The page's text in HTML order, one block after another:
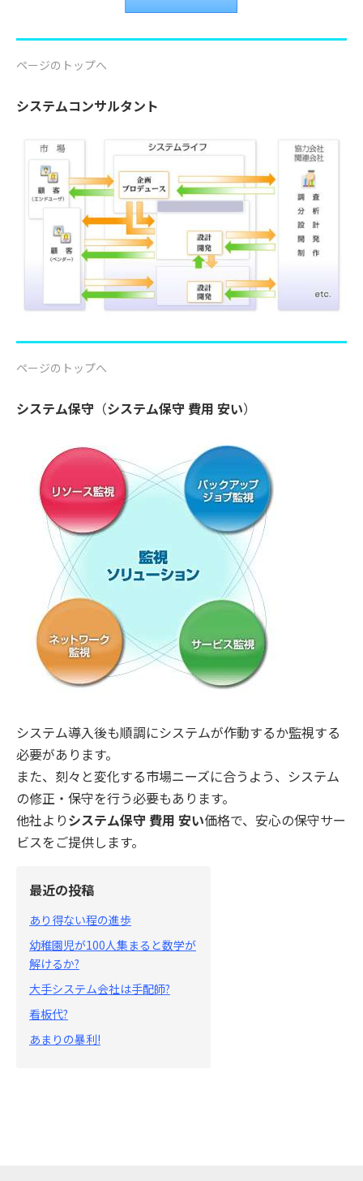
ページのトップへ
システムコンサルタント
ページのトップへ
システム保守 （システム保守 費用 安い）
システム導入後も順調にシステムが作動するか監視する
必要があります。
また、刻々と変化する市場ニーズに合うよう、システム
の修正・保守を行う必要もあります。
他社よりシステム保守 費用 安い価格で、安心の保守サー
ビスをご提供します。
最近の投稿
あり得ない程の進歩
幼稚園児が100人集まると数学が
解けるか?
大手システム会社は手配師?
看板代?
あまりの暴利!